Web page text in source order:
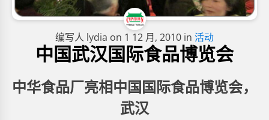
编写人 lydia on 1 12 月, 2010 in 活动
中国武汉国际食品博览会
中华食品厂亮相中国国际食品博览会，
武汉